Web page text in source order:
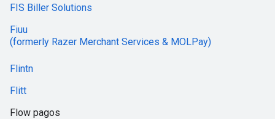
FIS Biller Solutions
Fiuu
(formerly Razer Merchant Services & MOLPay)
Flintn
Flitt
Flow pagos